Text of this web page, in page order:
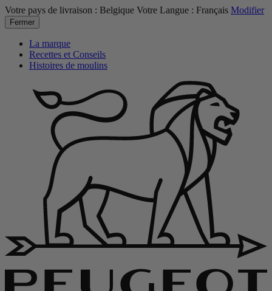
Votre pays de livraison : Belgique Votre Langue : Français Modifier
Fermer
La marque
Recettes et Conseils
Histoires de moulins